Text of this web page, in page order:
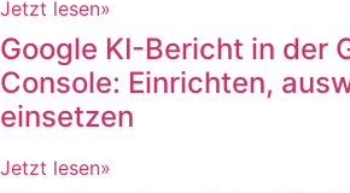
Jetzt lesen»
Google KI-Bericht in der
Console: Einrichten,
einsetzen
Jetzt lesen»